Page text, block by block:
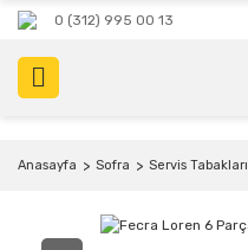
0 (312) 995 00 13
Anasayfa Sofra Servis Tabakları